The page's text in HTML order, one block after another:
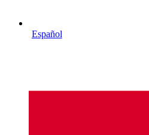
Español